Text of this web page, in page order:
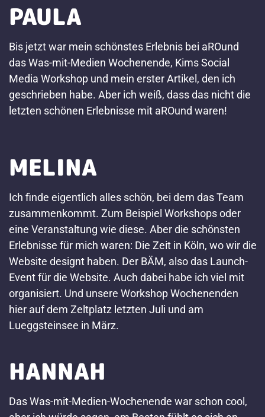
PAULA
Bis jetzt war mein schönstes Erlebnis bei aROund
das Was-mit-Medien Wochenende, Kims Social
Media Workshop und mein erster Artikel, den ich
geschrieben habe. Aber ich weiß, dass das nicht die
letzten schönen Erlebnisse mit aROund waren!
MELINA
Ich finde eigentlich alles schön, bei dem das Team
zusammenkommt. Zum Beispiel Workshops oder
eine Veranstaltung wie diese. Aber die schönsten
Erlebnisse für mich waren: Die Zeit in Köln, wo wir die
Website designt haben. Der BÄM, also das Launch-
Event für die Website. Auch dabei habe ich viel mit
organisiert. Und unsere Workshop Wochenenden
hier auf dem Zeltplatz letzten Juli und am
Lueggsteinsee in März.
HANNAH
Das Was-mit-Medien-Wochenende war schon cool,